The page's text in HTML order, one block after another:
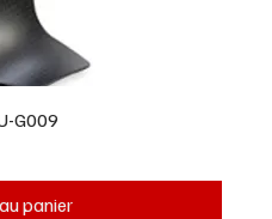
G009
panier